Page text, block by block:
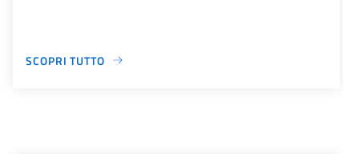
SCOPRI TUTTO